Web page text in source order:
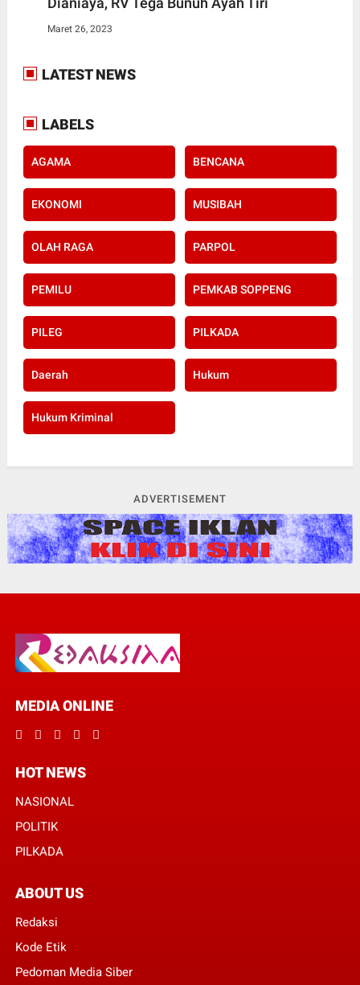
Maret 26, 2023
LATEST NEWS
LABELS
AGAMA BENCANA
EKONOMI MUSIBAH
OLAH RAGA PARPOL
PEMILU PEMKAB SOPPENG
PILEG PILKADA
Daerah Hukum
Hukum Kriminal
ADVERTISEMENT
MEDIA ONLINE
HOT NEWS
NASIONAL
POLITIK
PILKADA
ABOUT US
Redaksi
Kode Etik
Pedoman Media Siber